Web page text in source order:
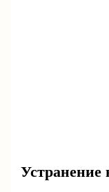
Устранение